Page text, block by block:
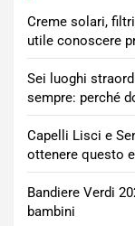
Creme solari,
utile conoscere
Sei luoghi
sempre: perché
Capelli Lisci e
ottenere questo
Bandiere Verdi
bambini